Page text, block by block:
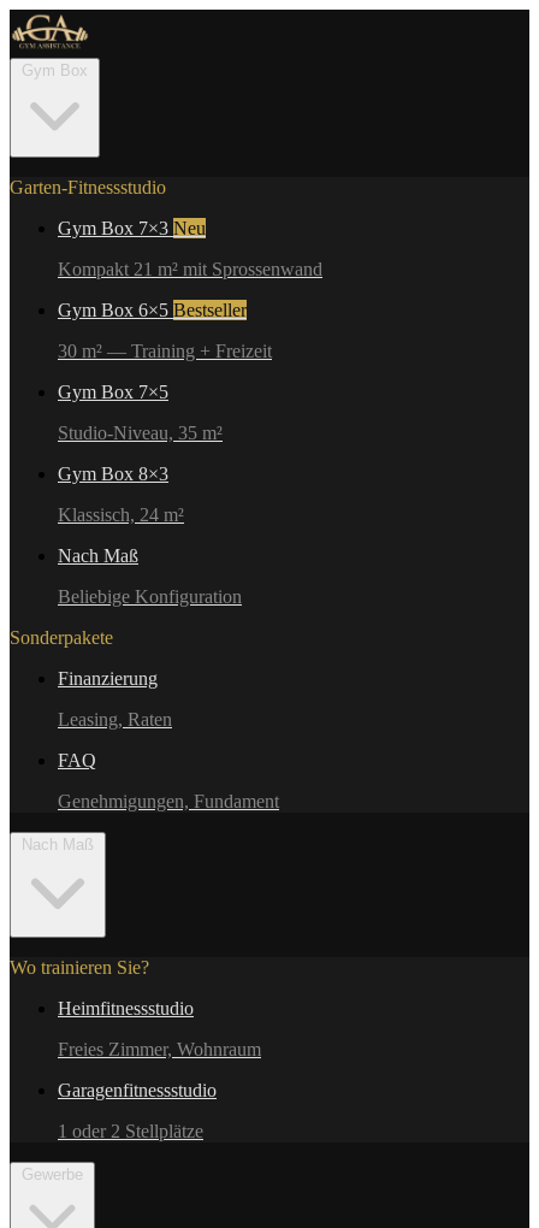
Garten-Fitnessstudio
Gym Box 7×3 Neu
Kompakt 21 m² mit Sprossenwand
Gym Box 6×5 Bestseller
30 m² — Training + Freizeit
Gym Box 7×5
Studio-Niveau, 35 m²
Gym Box 8×3
Klassisch, 24 m²
Nach Maß
Beliebige Konfiguration
Sonderpakete
Finanzierung
Leasing, Raten
FAQ
Genehmigungen, Fundament
Wo trainieren Sie?
Heimfitnessstudio
Freies Zimmer, Wohnraum
Garagenfitnessstudio
1 oder 2 Stellplätze